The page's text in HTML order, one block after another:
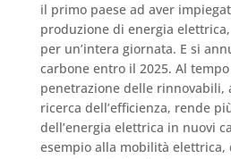
il primo paese ad aver
produzione di energia
per un’intera giornata. E si
carbone entro il 2025. Al tempo
penetrazione delle rinnovabili,
ricerca dell’efficienza, rende
dell’energia elettrica in nuovi
esempio alla mobilità elettrica,